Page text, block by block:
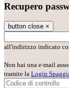
Recupero
button close ×
all'indirizzo indicato
Non hai una e-mail
tramite la Login